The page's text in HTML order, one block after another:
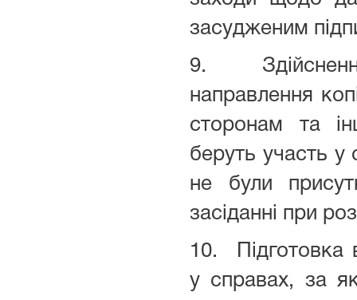
засудженим
9.
направлення
сторонам та
беруть участь у
не були
засіданні при
10. Підготовка
у справах, за